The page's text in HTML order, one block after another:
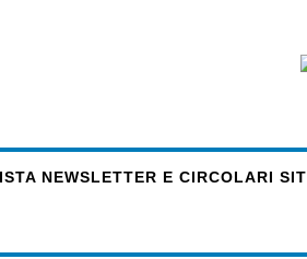
NEWSLETTER E CIRCOLARI SIT